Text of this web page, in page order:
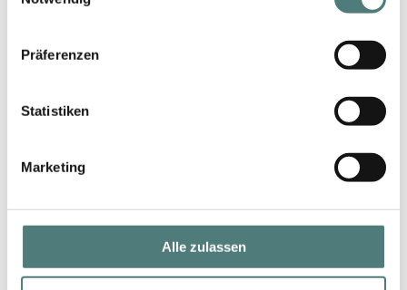
Präferenzen
Statistiken
Marketing
Alle zulassen